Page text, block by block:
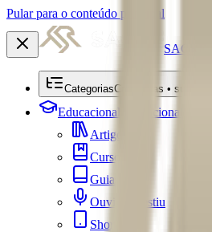
Pular para o conteúdo principal
SACRE
CategoriasCategorias • submenu
Educacional
Educacional
Artigos
Cursos
Guias
Ouviu Investiu
Shorts